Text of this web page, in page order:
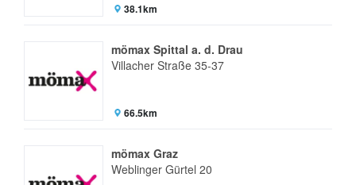
38.1km
mömax Spittal a. d. Drau
Villacher Straße 35-37
66.5km
mömax Graz
Weblinger Gürtel 20